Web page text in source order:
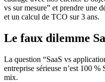
vs sur mesure” et prendre une
et un calcul de TCO sur 3 ans.
Le faux dilemme
La question “SaaS vs
entreprise sérieuse n’est 100
mix.